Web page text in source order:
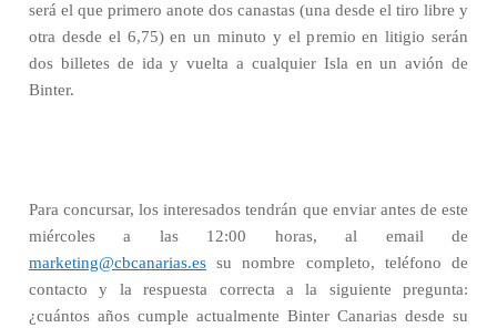
será el que primero anote dos canastas (una desde el tiro libre y
otra desde el 6,75) en un minuto y el premio en litigio serán
dos billetes de ida y vuelta a cualquier Isla en un avión de
Binter.
Para concursar, los interesados tendrán que enviar antes de este
miércoles a las 12:00 horas, al email de
marketing@cbcanarias.es su nombre completo, teléfono de
contacto y la respuesta correcta a la siguiente pregunta:
¿cuántos años cumple actualmente Binter Canarias desde su